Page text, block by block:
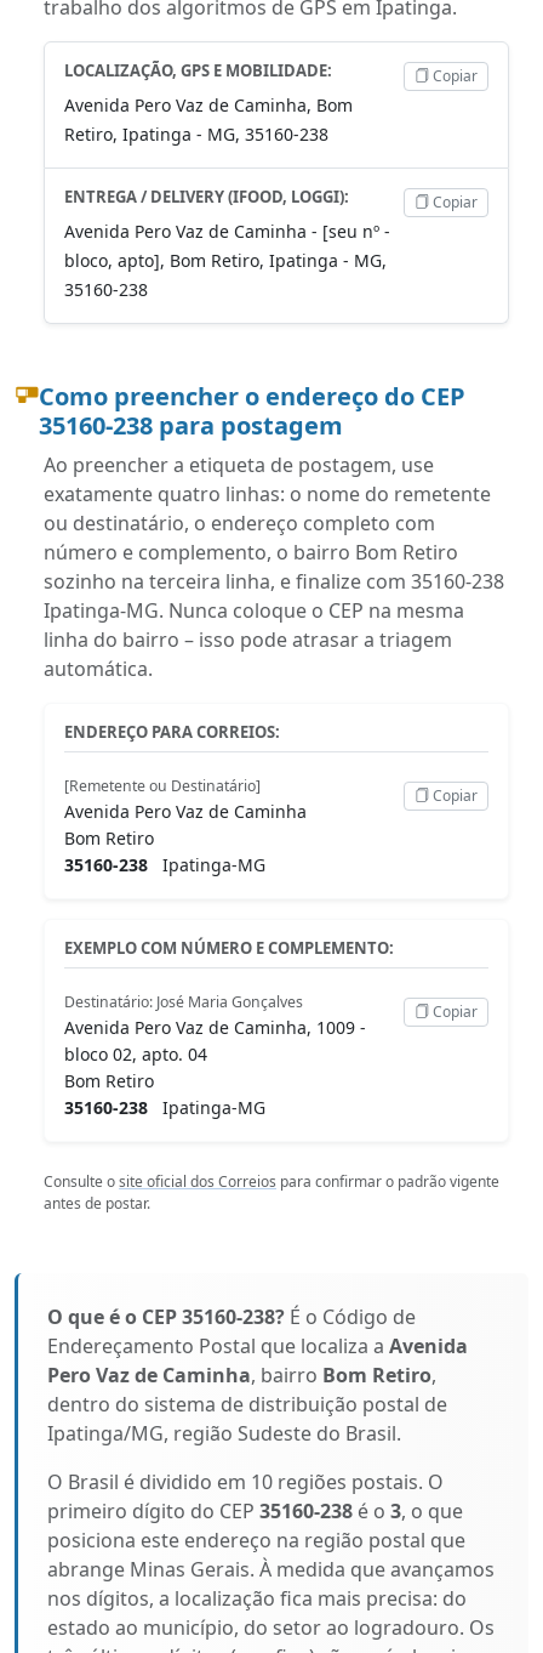
trabalho dos algoritmos de GPS em Ipatinga.
LOCALIZAÇÃO, GPS E MOBILIDADE:
Avenida Pero Vaz de Caminha, Bom
Retiro, Ipatinga - MG, 35160-238
Copiar
ENTREGA / DELIVERY (IFOOD, LOGGI):
Avenida Pero Vaz de Caminha - [seu nº -
bloco, apto], Bom Retiro, Ipatinga - MG,
35160-238
Copiar
Como preencher o endereço do CEP
35160-238 para postagem
Ao preencher a etiqueta de postagem, use
exatamente quatro linhas: o nome do remetente
ou destinatário, o endereço completo com
número e complemento, o bairro Bom Retiro
sozinho na terceira linha, e finalize com 35160-238
Ipatinga-MG. Nunca coloque o CEP na mesma
linha do bairro – isso pode atrasar a triagem
automática.
ENDEREÇO PARA CORREIOS:
[Remetente ou Destinatário]
Avenida Pero Vaz de Caminha
Bom Retiro
35160-238 Ipatinga-MG
Copiar
EXEMPLO COM NÚMERO E COMPLEMENTO:
Destinatário: José Maria Gonçalves
Avenida Pero Vaz de Caminha, 1009 -
bloco 02, apto. 04
Bom Retiro
35160-238 Ipatinga-MG
Copiar
Consulte osite oficial dos Correios para confirmar o padrão vigente
antes de postar.
O que é o CEP 35160-238? É o Código de
Endereçamento Postal que localiza a Avenida
Pero Vaz de Caminha, bairro Bom Retiro,
dentro do sistema de distribuição postal de
Ipatinga/MG, região Sudeste do Brasil.
O Brasil é dividido em 10 regiões postais. O
primeiro dígito do CEP 35160-238 é o 3, o que
posiciona este endereço na região postal que
abrange Minas Gerais. À medida que avançamos
nos dígitos, a localização fica mais precisa: do
estado ao município, do setor ao logradouro. Os